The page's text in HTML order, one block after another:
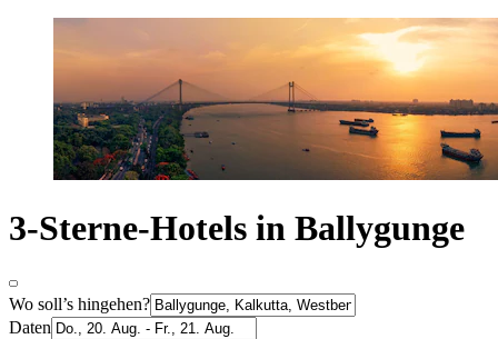
3-Sterne-Hotels in Ballygunge
Wo soll’s hingehen?
Daten